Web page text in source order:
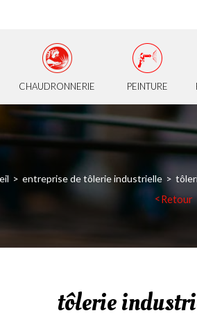
CHAUDRONNERIE PEINTURE
entreprise de tôlerie industrielle
Retour
tôlerie